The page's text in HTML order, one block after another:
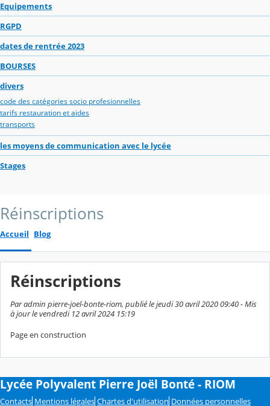
Equipements
RGPD
dates de rentrée 2023
BOURSES
divers
code des catégories socio profesionnelles
tarifs restauration et aides
transports
les moyens de communication avec le lycée
Stages
Réinscriptions
Accueil Blog
Réinscriptions
Par admin pierre-joel-bonte-riom, publié le jeudi 30 avril 2020 09:40 - Mis
à jour le vendredi 12 avril 2024 15:19
Page en construction
Lycée Polyvalent Pierre Joël Bonté - RIOM
Contacts Mentions légales Chartes d'utilisation Données personnelles